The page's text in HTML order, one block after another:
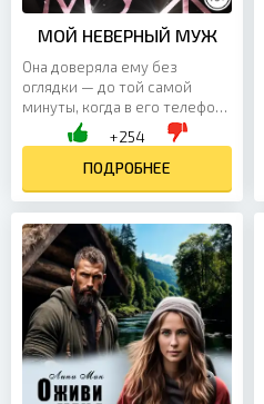
МОЙ НЕВЕРНЫЙ МУЖ
Она доверяла ему без
оглядки — до той самой
минуты, когда в его телефоне
нашлись доказательства
измены. Полгода лжи, чужая
женщина, беременность, и...
+254
ПОДРОБНЕЕ